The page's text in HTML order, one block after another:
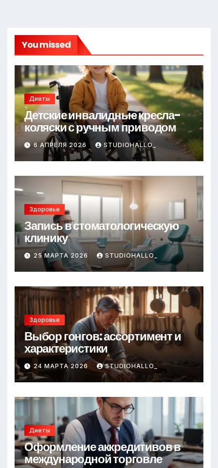
You missed
Диеты
Детские инвалидные кресла-
коляски с ручным приводом
6 АПРЕЛЯ 2026 STUDIOHALLO_
Здоровье
Запись в стоматологическую
клинику
25 МАРТА 2026 STUDIOHALLO_
Здоровье
Выбор гонгов: ассортимент и
характеристики
24 МАРТА 2026 STUDIOHALLO_
Диеты
Оформление аккредитивов в
международной торговле